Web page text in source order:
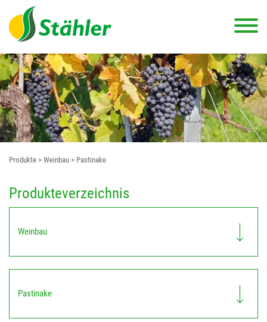
Produkte > Weinbau > Pastinake
Produkteverzeichnis
Weinbau
Pastinake